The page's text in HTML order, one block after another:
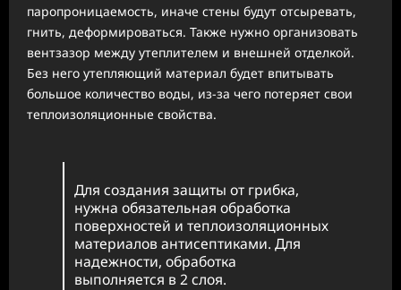
паропроницаемость, иначе стены будут отсыревать,
гнить, деформироваться. Также нужно организовать
вентзазор между утеплителем и внешней отделкой.
Без него утепляющий материал будет впитывать
большое количество воды, из-за чего потеряет свои
теплоизоляционные свойства.
Для создания защиты от грибка,
нужна обязательная обработка
поверхностей и теплоизоляционных
материалов антисептиками. Для
надежности, обработка
выполняется в 2 слоя.